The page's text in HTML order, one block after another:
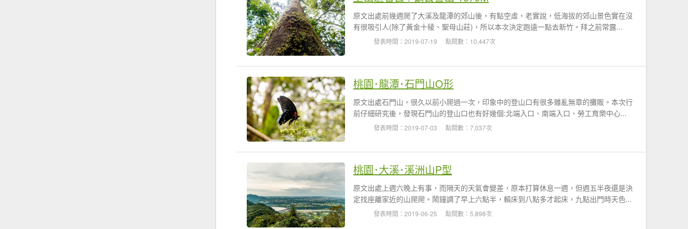
原文出處前幾週爬了大溪及龍潭的郊山後，有點空虛，老實說，低海拔的郊山景色實在沒
有很吸引人(除了黃金十稜、聖母山莊)，所以本次決定跑遠一點去新竹。拜之前常露...
發表時間：2019-07-19 點閱數：10,447次
桃園･龍潭･石門山O形
原文出處石門山，很久以前小爬過一次，印象中的登山口有很多雜亂無章的攤販。本次行
前仔細研究後，發現石門山的登山口也有好幾個:北端入口、南端入口、勞工育樂中心...
發表時間：2019-07-03 點閱數：7,037次
桃園･大溪･溪洲山P型
原文出處上週六晚上有事，而隔天的天氣會變差，原本打算休息一週，但週五半夜還是決
定找座離家近的山爬爬。鬧鐘調了早上六點半，賴床到八點多才起床，九點出門時天色...
發表時間：2019-06-25 點閱數：5,898次